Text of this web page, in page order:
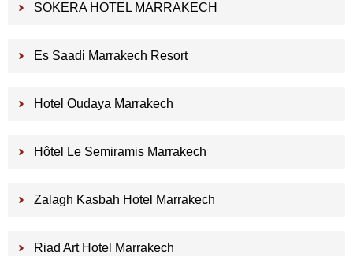
SOKERA HOTEL MARRAKECH
Es Saadi Marrakech Resort
Hotel Oudaya Marrakech
Hôtel Le Semiramis Marrakech
Zalagh Kasbah Hotel Marrakech
Riad Art Hotel Marrakech